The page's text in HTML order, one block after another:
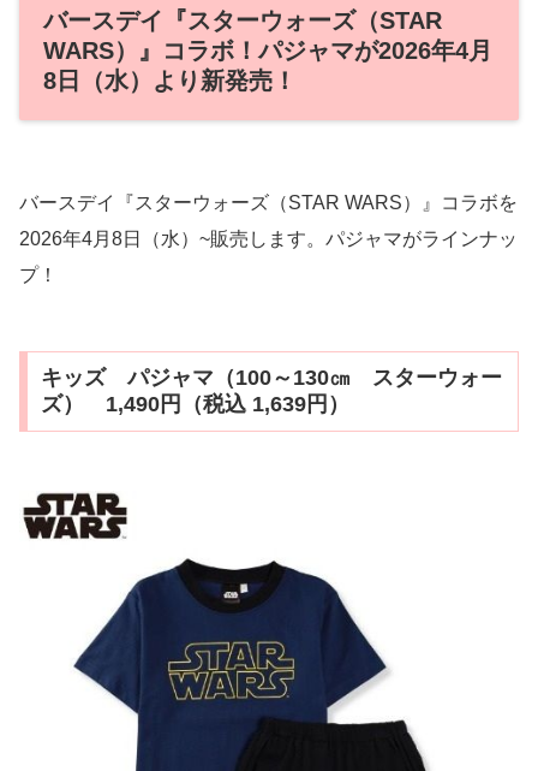
バースデイ『スターウォーズ（STAR
WARS）』コラボ！パジャマが2026年4月
8日（水）より新発売！
バースデイ『スターウォーズ（STAR WARS）』コラボを
2026年4月8日（水）~販売します。パジャマがラインナッ
プ！
キッズ パジャマ（100～130㎝ スターウォー
ズ） 1,490円（税込 1,639円）